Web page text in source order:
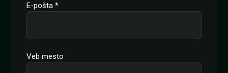
E-pošta *
Veb mesto